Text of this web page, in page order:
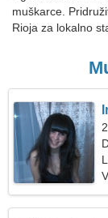
muškarce.
Rioja za lokalno